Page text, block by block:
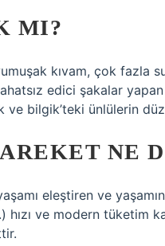
MI?
kıvam, çok fazla
edici şakalar yapan
ve bilgik’teki ünlülerin
NE
eleştiren ve
hızı ve modern tüketim